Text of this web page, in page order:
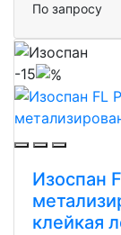
По запросу
-15
Изоспан
клейкая